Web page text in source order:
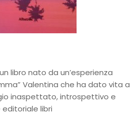
libro nato da un’esperienza
Valentina che ha dato vita a
inaspettato, introspettivo e
editoriale libri